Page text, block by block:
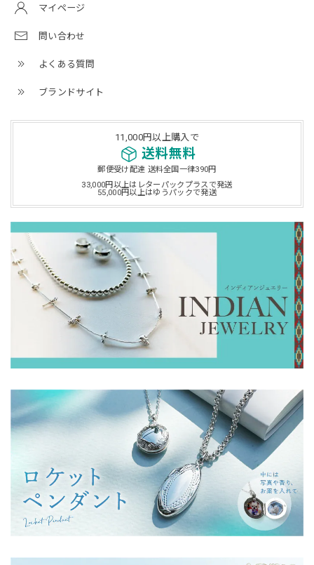
マイページ
問い合わせ
よくある質問
ブランドサイト
11,000円以上購入で
送料無料
郵便受け配達 送料全国一律390円
33,000円以上はレターパックプラスで発送
55,000円以上はゆうパックで発送